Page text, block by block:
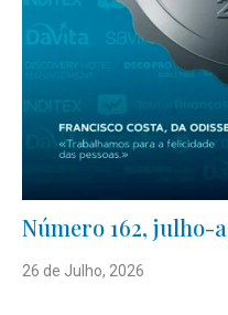
Número 162, julho-
26 de Julho, 2026